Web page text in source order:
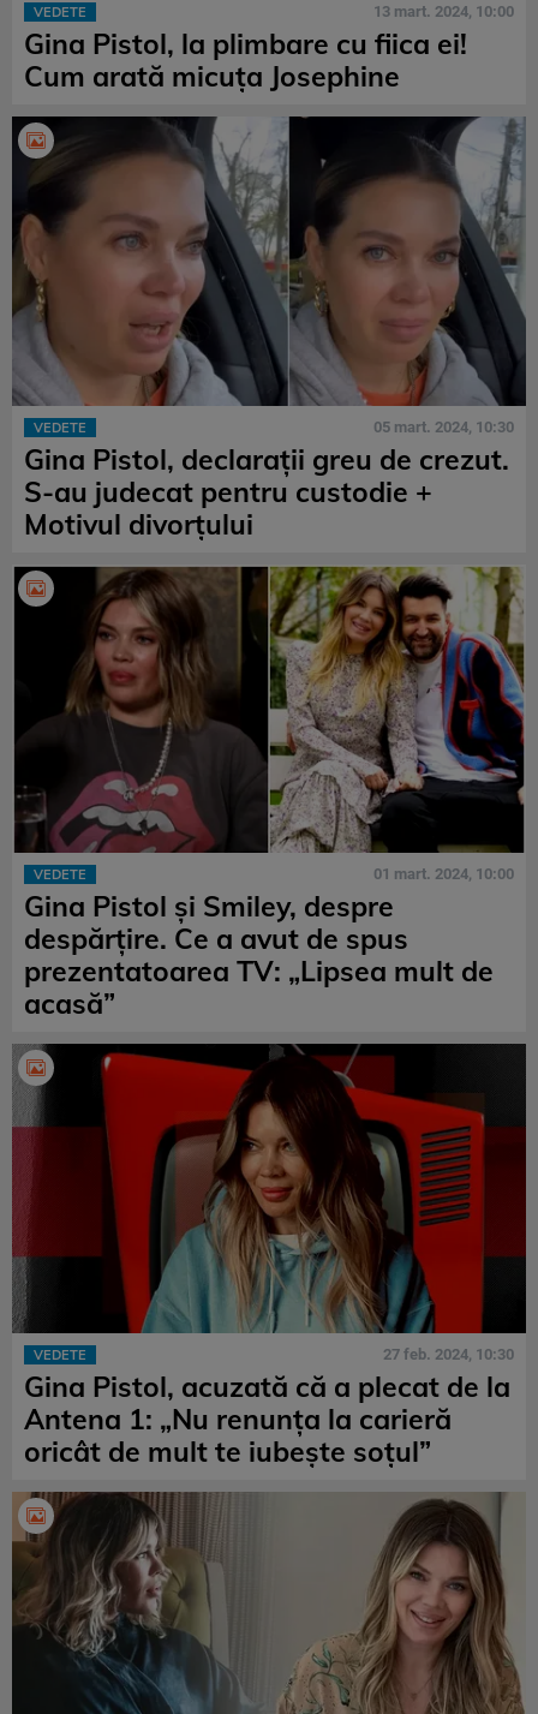
VEDETE 13 mart. 2024, 10:00
Gina Pistol, la plimbare cu fiica ei!
Cum arată micuța Josephine
VEDETE 05 mart. 2024, 10:30
Gina Pistol, declarații greu de crezut.
S-au judecat pentru custodie +
Motivul divorțului
VEDETE 01 mart. 2024, 10:00
Gina Pistol și Smiley, despre
despărțire. Ce a avut de spus
prezentatoarea TV: „Lipsea mult de
acasă”
VEDETE 27 feb. 2024, 10:30
Gina Pistol, acuzată că a plecat de la
Antena 1: „Nu renunța la carieră
oricât de mult te iubește soțul”